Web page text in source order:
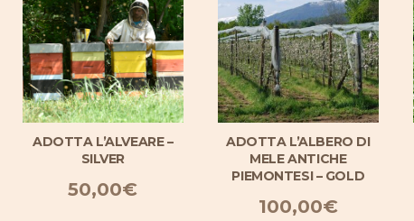
ADOTTA L’ALVEARE –
SILVER
50,00€
ADOTTA L’ALBERO DI
MELE ANTICHE
PIEMONTESI – GOLD
100,00€